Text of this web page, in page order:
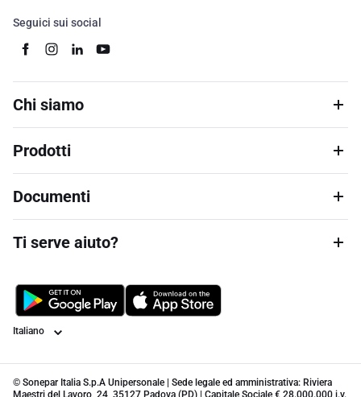
Seguici sui social
Chi siamo
Prodotti
Documenti
Ti serve aiuto?
Lingua
© Sonepar Italia S.p.A Unipersonale | Sede legale ed amministrativa: Riviera
Maestri del Lavoro, 24, 35127 Padova (PD) | Capitale Sociale € 28.000.000 i.v.